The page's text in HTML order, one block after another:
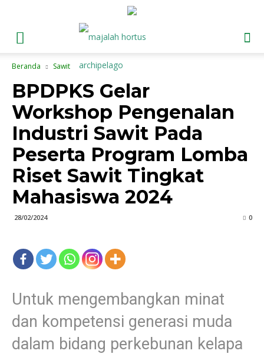
Beranda Sawit
BPDPKS Gelar
Workshop Pengenalan
Industri Sawit Pada
Peserta Program Lomba
Riset Sawit Tingkat
Mahasiswa 2024
28/02/2024 0
Untuk mengembangkan minat
dan kompetensi generasi muda
dalam bidang perkebunan kelapa